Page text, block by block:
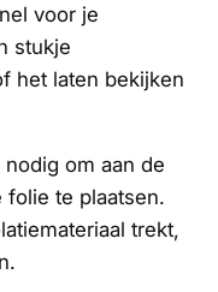
voor je
stukje
het laten bekijken
om aan de
folie te plaatsen.
trekt,